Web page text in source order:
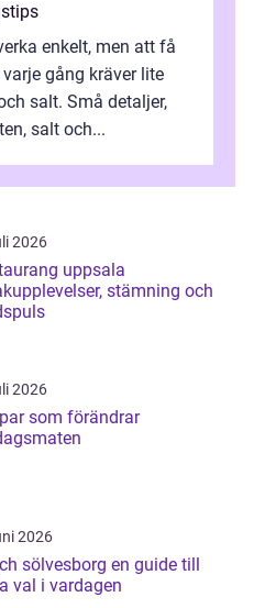
enkelt, men att få
gång kräver lite
salt. Små detaljer,
salt och...
2026
uppsala
stämning och
2026
som förändrar
2026
en guide till
val i vardagen